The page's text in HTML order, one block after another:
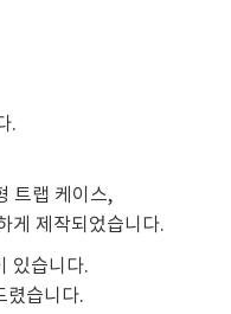
.
트랩 케이스,
게 제작되었습니다.
있습니다.
렸습니다.